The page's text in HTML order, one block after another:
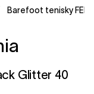
Barefoot tenisky
Glitter 40